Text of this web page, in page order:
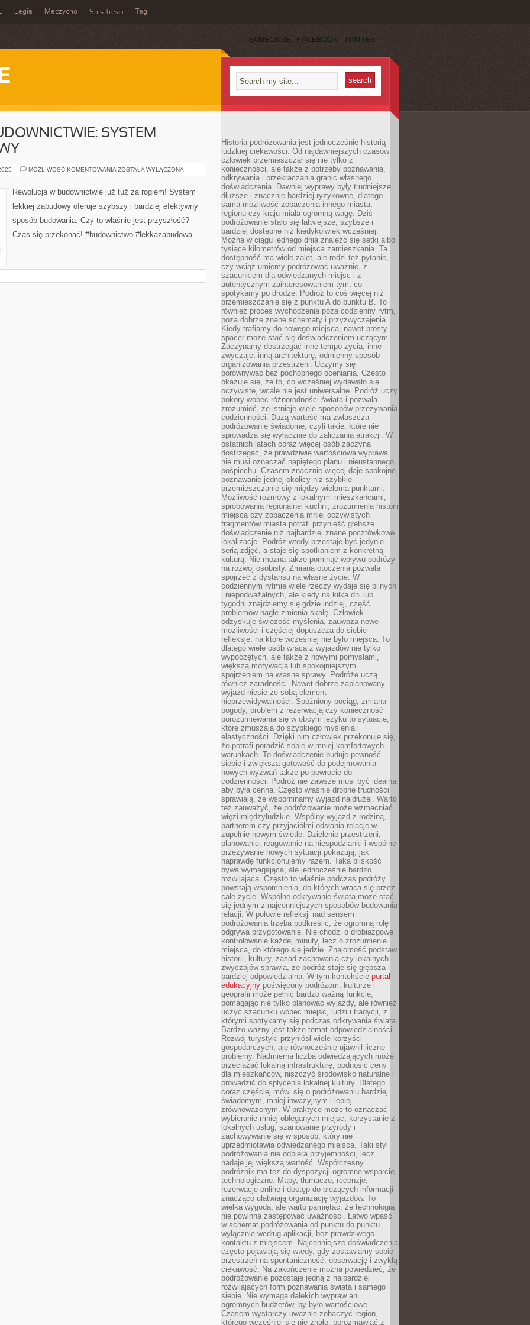
Legia Meczycho Spis Treści Tagi
SUBSCRIBE FACEBOOK TWITTER
SYSTEM
MOŻLIWOŚĆ KOMENTOWANIA REWOLUCJA
SYSTEM
LEKKIEJ
ZOSTAŁA WYŁĄCZONA
Rewolucja w budownictwie już tuż za rogiem! System
lekkiej zabudowy oferuje szybszy i bardziej efektywny
sposób budowania. Czy to właśnie jest przyszłość?
Czas się przekonać! #budownictwo #lekkazabudowa
Historia podróżowania jest jednocześnie historią
ludzkiej ciekawości. Od najdawniejszych czasów
człowiek przemieszczał się nie tylko z
konieczności, ale także z potrzeby poznawania,
odkrywania i przekraczania granic własnego
doświadczenia. Dawniej wyprawy były trudniejsze,
dłuższe i znacznie bardziej ryzykowne, dlatego
sama możliwość zobaczenia innego miasta,
regionu czy kraju miała ogromną wagę. Dziś
podróżowanie stało się łatwiejsze, szybsze i
bardziej dostępne niż kiedykolwiek wcześniej.
Można w ciągu jednego dnia znaleźć się setki albo
tysiące kilometrów od miejsca zamieszkania. Ta
dostępność ma wiele zalet, ale rodzi też pytanie,
czy wciąż umiemy podróżować uważnie, z
szacunkiem dla odwiedzanych miejsc i z
autentycznym zainteresowaniem tym, co
spotykamy po drodze. Podróż to coś więcej niż
przemieszczanie się z punktu A do punktu B. To
również proces wychodzenia poza codzienny rytm,
poza dobrze znane schematy i przyzwyczajenia.
Kiedy trafiamy do nowego miejsca, nawet prosty
spacer może stać się doświadczeniem uczącym.
Zaczynamy dostrzegać inne tempo życia, inne
zwyczaje, inną architekturę, odmienny sposób
organizowania przestrzeni. Uczymy się
porównywać bez pochopnego oceniania. Często
okazuje się, że to, co wcześniej wydawało się
oczywiste, wcale nie jest uniwersalne. Podróż uczy
pokory wobec różnorodności świata i pozwala
zrozumieć, że istnieje wiele sposobów przeżywania
codzienności. Dużą wartość ma zwłaszcza
podróżowanie świadome, czyli takie, które nie
sprowadza się wyłącznie do zaliczania atrakcji. W
ostatnich latach coraz więcej osób zaczyna
dostrzegać, że prawdziwie wartościowa wyprawa
nie musi oznaczać napiętego planu i nieustannego
pośpiechu. Czasem znacznie więcej daje spokojne
poznawanie jednej okolicy niż szybkie
przemieszczanie się między wieloma punktami.
Możliwość rozmowy z lokalnymi mieszkańcami,
spróbowania regionalnej kuchni, zrozumienia historii
miejsca czy zobaczenia mniej oczywistych
fragmentów miasta potrafi przynieść głębsze
doświadczenie niż najbardziej znane pocztówkowe
lokalizacje. Podróż wtedy przestaje być jedynie
serią zdjęć, a staje się spotkaniem z konkretną
kulturą. Nie można także pominąć wpływu podróży
na rozwój osobisty. Zmiana otoczenia pozwala
spojrzeć z dystansu na własne życie. W
codziennym rytmie wiele rzeczy wydaje się pilnych
i niepodważalnych, ale kiedy na kilka dni lub
tygodni znajdziemy się gdzie indziej, część
problemów nagle zmienia skalę. Człowiek
odzyskuje świeżość myślenia, zauważa nowe
możliwości i częściej dopuszcza do siebie
refleksje, na które wcześniej nie było miejsca. To
dlatego wiele osób wraca z wyjazdów nie tylko
wypoczętych, ale także z nowymi pomysłami,
większą motywacją lub spokojniejszym
spojrzeniem na własne sprawy. Podróże uczą
również zaradności. Nawet dobrze zaplanowany
wyjazd niesie ze sobą element
nieprzewidywalności. Spóźniony pociąg, zmiana
pogody, problem z rezerwacją czy konieczność
porozumiewania się w obcym języku to sytuacje,
które zmuszają do szybkiego myślenia i
elastyczności. Dzięki nim człowiek przekonuje się,
że potrafi poradzić sobie w mniej komfortowych
warunkach. To doświadczenie buduje pewność
siebie i zwiększa gotowość do podejmowania
nowych wyzwań także po powrocie do
codzienności. Podróż nie zawsze musi być idealna,
aby była cenna. Często właśnie drobne trudności
sprawiają, że wspominamy wyjazd najdłużej. Warto
też zauważyć, że podróżowanie może wzmacniać
więzi międzyludzkie. Wspólny wyjazd z rodziną,
partnerem czy przyjaciółmi odsłania relacje w
zupełnie nowym świetle. Dzielenie przestrzeni,
planowanie, reagowanie na niespodzianki i wspólne
przeżywanie nowych sytuacji pokazują, jak
naprawdę funkcjonujemy razem. Taka bliskość
bywa wymagająca, ale jednocześnie bardzo
rozwijająca. Często to właśnie podczas podróży
powstają wspomnienia, do których wraca się przez
całe życie. Wspólne odkrywanie świata może stać
się jednym z najcenniejszych sposobów budowania
relacji. W połowie refleksji nad sensem
podróżowania trzeba podkreślić, że ogromną rolę
odgrywa przygotowanie. Nie chodzi o drobiazgowe
kontrolowanie każdej minuty, lecz o zrozumienie
miejsca, do którego się jedzie. Znajomość podstaw
historii, kultury, zasad zachowania czy lokalnych
zwyczajów sprawia, że podróż staje się głębsza i
bardziej odpowiedzialna. W tym kontekście portal
edukacyjny poświęcony podróżom, kulturze i
geografii może pełnić bardzo ważną funkcję,
pomagając nie tylko planować wyjazdy, ale również
uczyć szacunku wobec miejsc, ludzi i tradycji, z
którymi spotykamy się podczas odkrywania świata.
Bardzo ważny jest także temat odpowiedzialności.
Rozwój turystyki przyniósł wiele korzyści
gospodarczych, ale równocześnie ujawnił liczne
problemy. Nadmierna liczba odwiedzających może
przeciążać lokalną infrastrukturę, podnosić ceny
dla mieszkańców, niszczyć środowisko naturalne i
prowadzić do spłycenia lokalnej kultury. Dlatego
coraz częściej mówi się o podróżowaniu bardziej
świadomym, mniej inwazyjnym i lepiej
zrównoważonym. W praktyce może to oznaczać
wybieranie mniej obleganych miejsc, korzystanie z
lokalnych usług, szanowanie przyrody i
zachowywanie się w sposób, który nie
uprzedmiotawia odwiedzanego miejsca. Taki styl
podróżowania nie odbiera przyjemności, lecz
nadaje jej większą wartość. Współczesny
podróżnik ma też do dyspozycji ogromne wsparcie
technologiczne. Mapy, tłumacze, recenzje,
rezerwacje online i dostęp do bieżących informacji
znacząco ułatwiają organizację wyjazdów. To
wielka wygoda, ale warto pamiętać, że technologia
nie powinna zastępować uważności. Łatwo wpaść
w schemat podróżowania od punktu do punktu
wyłącznie według aplikacji, bez prawdziwego
kontaktu z miejscem. Najcenniejsze doświadczenia
często pojawiają się wtedy, gdy zostawiamy sobie
przestrzeń na spontaniczność, obserwację i zwykłą
ciekawość. Na zakończenie można powiedzieć, że
podróżowanie pozostaje jedną z najbardziej
rozwijających form poznawania świata i samego
siebie. Nie wymaga dalekich wypraw ani
ogromnych budżetów, by było wartościowe.
Czasem wystarczy uważnie zobaczyć region,
którego wcześniej się nie znało, porozmawiać z